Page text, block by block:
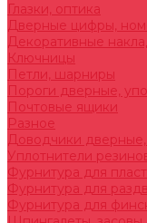
Глазки, оптика
Дверные цифры,
Декоративные
Ключницы
Петли, шарниры
Пороги дверные,
Почтовые ящики
Разное
Доводчики
Уплотнители
Фурнитура для
Фурнитура для
Фурнитура для